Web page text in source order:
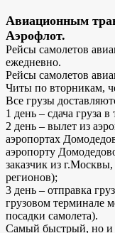
Авиационным
Аэрофлот.
Рейсы самолетов
ежедневно.
Рейсы самолетов
Читы по вторникам,
Все грузы
1 день – сдача груза
2 день – вылет из
аэропортах
аэропорту
заказчик из
регионов);
3 день – отправка
грузовом терминале
посадки самолета).
Самый быстрый, но и